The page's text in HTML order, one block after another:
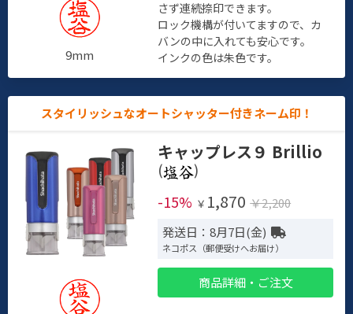
9mm
さず連続捺印できます。
ロック機構が付いてますので、カ
バンの中に入れても安心です。
インクの色は朱色です。
スタイリッシュなオートシャッター付きネーム印！
キャップレス９ Brillio
(
)
-15% ￥ 1,870 ￥2,200
発送日：8月7日(金)
ネコポス（郵便受けへお届け）
商品詳細・ご注文